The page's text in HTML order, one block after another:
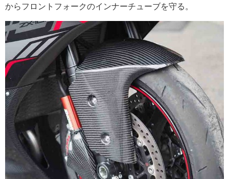
からフロントフォークのインナーチューブを守る。